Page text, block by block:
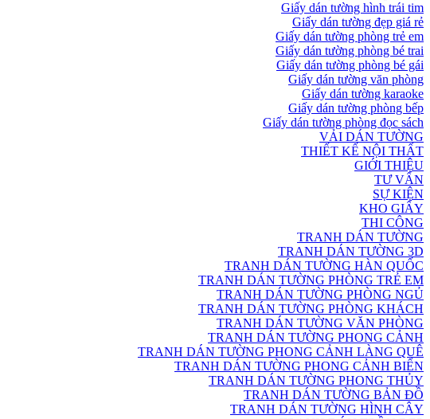
Giấy dán tường hình trái tim
Giấy dán tường đẹp giá rẻ
Giấy dán tường phòng trẻ em
Giấy dán tường phòng bé trai
Giấy dán tường phòng bé gái
Giấy dán tường văn phòng
Giấy dán tường karaoke
Giấy dán tường phòng bếp
Giấy dán tường phòng đọc sách
VẢI DÁN TƯỜNG
THIẾT KẾ NỘI THẤT
GIỚI THIỆU
TƯ VẤN
SỰ KIỆN
KHO GIẤY
THI CÔNG
TRANH DÁN TƯỜNG
TRANH DÁN TƯỜNG 3D
TRANH DÁN TƯỜNG HÀN QUỐC
TRANH DÁN TƯỜNG PHÒNG TRẺ EM
TRANH DÁN TƯỜNG PHÒNG NGỦ
TRANH DÁN TƯỜNG PHÒNG KHÁCH
TRANH DÁN TƯỜNG VĂN PHÒNG
TRANH DÁN TƯỜNG PHONG CẢNH
TRANH DÁN TƯỜNG PHONG CẢNH LÀNG QUÊ
TRANH DÁN TƯỜNG PHONG CẢNH BIỂN
TRANH DÁN TƯỜNG PHONG THỦY
TRANH DÁN TƯỜNG BẢN ĐỒ
TRANH DÁN TƯỜNG HÌNH CÂY